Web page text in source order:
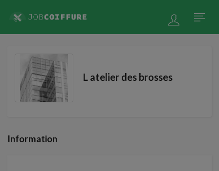
L atelier des brosses
Information